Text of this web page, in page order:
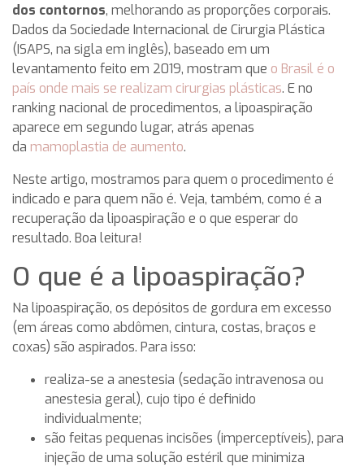
dos contornos, melhorando as proporções corporais.
Dados da Sociedade Internacional de Cirurgia Plástica
(ISAPS, na sigla em inglês), baseado em um
levantamento feito em 2019, mostram que o Brasil é o
país onde mais se realizam cirurgias plásticas. E no
ranking nacional de procedimentos, a lipoaspiração
aparece em segundo lugar, atrás apenas
da mamoplastia de aumento.
Neste artigo, mostramos para quem o procedimento é
indicado e para quem não é. Veja, também, como é a
recuperação da lipoaspiração e o que esperar do
resultado. Boa leitura!
O que é a lipoaspiração?
Na lipoaspiração, os depósitos de gordura em excesso
(em áreas como abdômen, cintura, costas, braços e
coxas) são aspirados. Para isso:
realiza-se a anestesia (sedação intravenosa ou
anestesia geral), cujo tipo é definido
individualmente;
são feitas pequenas incisões (imperceptíveis), para
injeção de uma solução estéril que minimiza